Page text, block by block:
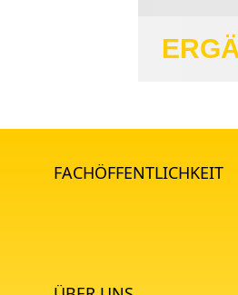
FACHÖFFENTLICHKEIT